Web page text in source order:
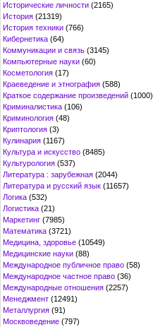
Исторические личности (2165)
История (21319)
История техники (766)
Кибернетика (64)
Коммуникации и связь (3145)
Компьютерные науки (60)
Косметология (17)
Краеведение и этнография (588)
Краткое содержание произведений (1000)
Криминалистика (106)
Криминология (48)
Криптология (3)
Кулинария (1167)
Культура и искусство (8485)
Культурология (537)
Литература : зарубежная (2044)
Литература и русский язык (11657)
Логика (532)
Логистика (21)
Маркетинг (7985)
Математика (3721)
Медицина, здоровье (10549)
Медицинские науки (88)
Международное публичное право (58)
Международное частное право (36)
Международные отношения (2257)
Менеджмент (12491)
Металлургия (91)
Москвоведение (797)